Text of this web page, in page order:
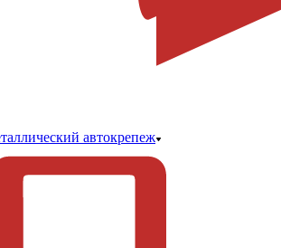
автокрепеж